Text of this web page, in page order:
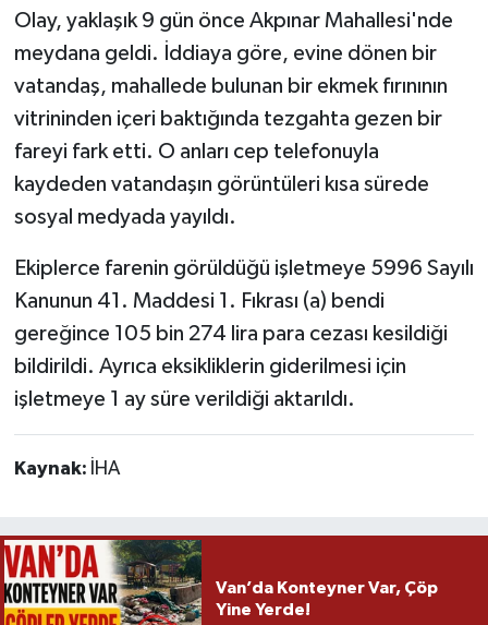
Olay, yaklaşık 9 gün önce Akpınar Mahallesi'nde
meydana geldi. İddiaya göre, evine dönen bir
vatandaş, mahallede bulunan bir ekmek fırınının
vitrininden içeri baktığında tezgahta gezen bir
fareyi fark etti. O anları cep telefonuyla
kaydeden vatandaşın görüntüleri kısa sürede
sosyal medyada yayıldı.
Ekiplerce farenin görüldüğü işletmeye 5996 Sayılı
Kanunun 41. Maddesi 1. Fıkrası (a) bendi
gereğince 105 bin 274 lira para cezası kesildiği
bildirildi. Ayrıca eksikliklerin giderilmesi için
işletmeye 1 ay süre verildiği aktarıldı.
Kaynak: İHA
Van’da Konteyner Var, Çöp
Yine Yerde!